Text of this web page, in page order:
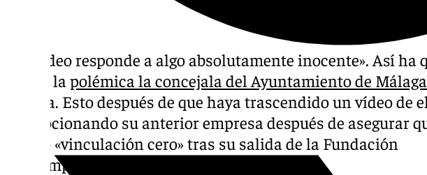
Ese vídeo responde a algo absolutamente inocente». Así ha
zanjar la polémica la concejala del Ayuntamiento de Málaga
Pineda. Esto después de que haya trascendido un vídeo de
promocionando su anterior empresa después de asegurar
tenido «vinculación cero» tras su salida de la Fundación
Contemporánea.